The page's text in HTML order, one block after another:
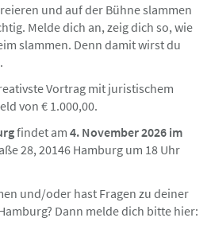
und auf der Bühne slammen
Melde dich an, zeig dich so, wie
slammen. Denn damit wirst du
Vortrag mit juristischem
von € 1.000,00.
findet am 4. November 2026 im
28, 20146 Hamburg um 18 Uhr
und/oder hast Fragen zu deiner
Dann melde dich bitte hier: